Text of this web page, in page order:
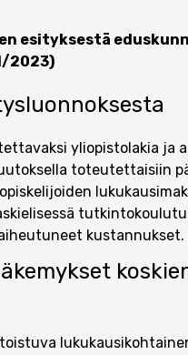
esityksestä
2023)
yliopistolakia ja
toteutettaisiin
kustannukset.